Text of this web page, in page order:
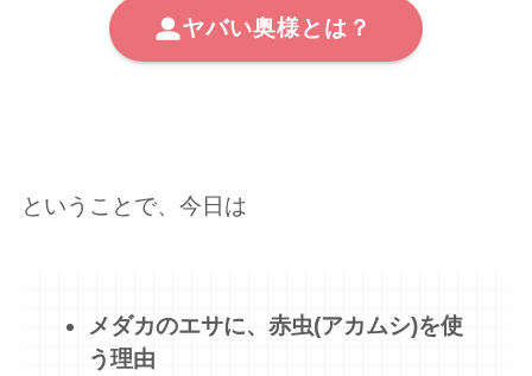
ヤバい奥様とは？
ということで、今日は
メダカのエサに、赤虫(アカムシ)を使
う理由